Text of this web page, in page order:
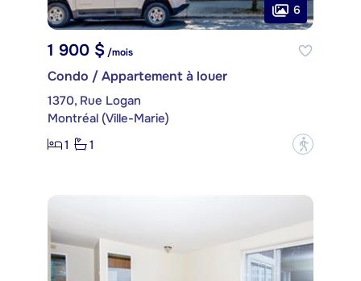
6
1 900 $/mois
Condo / Appartement à louer
1370, Rue Logan
Montréal (Ville-Marie)
1
1 ?